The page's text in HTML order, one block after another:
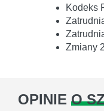
Kodeks
Zmiany
OPINIE O